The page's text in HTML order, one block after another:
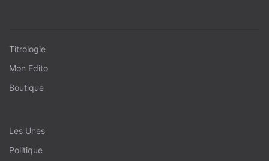
Titrologie
Mon Edito
Boutique
Les Unes
Politique